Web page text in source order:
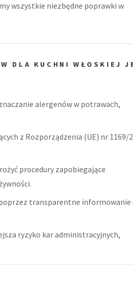
wszystkie niezbędne poprawki w
DLA KUCHNI WŁOSKIEJ
alergenów w potrawach,
z Rozporządzenia (UE) nr 1169/
procedury zapobiegające
transparentne informowanie
ryzyko kar administracyjnych,